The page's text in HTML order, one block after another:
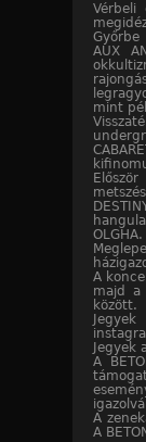
Vérbeli
AUX
mint
OLGHA.
A
majd a
között.
Jegyek
A
A
A